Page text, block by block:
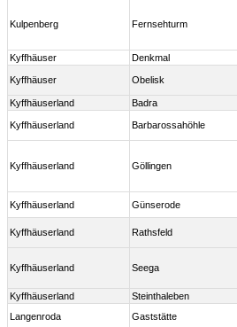
Kulpenberg Fernsehturm
Kyffhäuser
Denkmal
Kyffhäuser Obelisk
Kyffhäuserland
Badra
Kyffhäuserland Barbarossahöhle
Kyffhäuserland Göllingen
Kyffhäuserland
Günserode
Kyffhäuserland Rathsfeld
Kyffhäuserland Seega
Kyffhäuserland
Steinthaleben
Langenroda
Gaststätte